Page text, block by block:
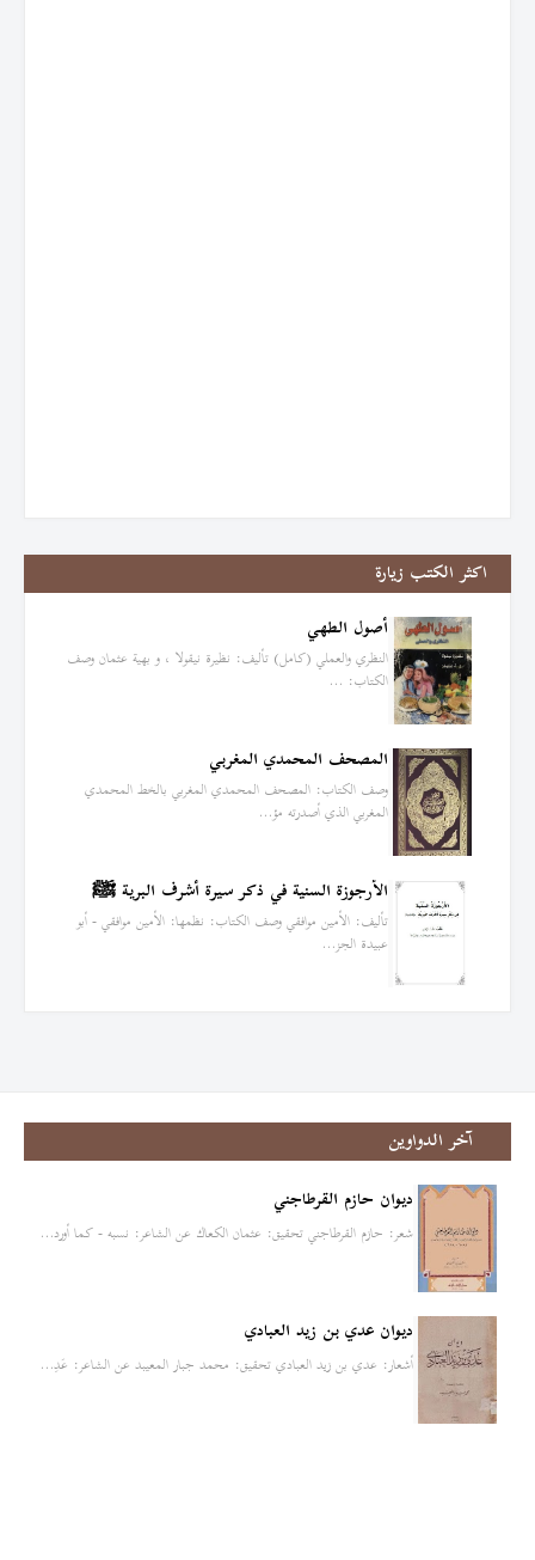
اكثر الكتب زيارة
أصول الطهي
النظري والعملي (كامل) تأليف: نظيرة نيقولا ، و بهية عثمان وصف
الكتاب: …
المصحف المحمدي المغربي
وصف الكتاب: المصحف المحمدي المغربي بالخط المحمدي
المغربي الذي أصدرته مؤ…
الأرجوزة السنية في ذكر سيرة أشرف البرية ﷺ
تأليف: الأمين موافقي وصف الكتاب: نظمها: الأمين موافقي - أبو
عبيدة الجز…
آخر الدواوين
ديوان حازم القرطاجني
شعر: حازم القرطاجني تحقيق: عثمان الكعاك عن الشاعر: نسبه - كما أورد…
ديوان عدي بن زيد العبادي
أشعار: عدي بن زيد العبادي تحقيق: محمد جبار المعيبد عن الشاعر: عَدِ…